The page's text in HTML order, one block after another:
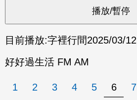
目前播放:字裡行間2025/03/12
好好過生活 FM AM
1 2 3 4 5 6 7